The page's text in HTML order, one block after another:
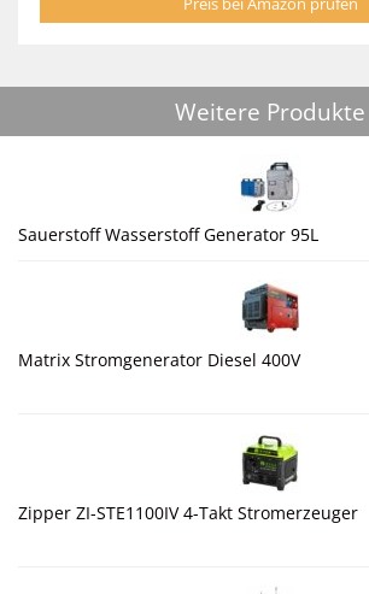
Weitere Produkte
Sauerstoff Wasserstoff Generator 95L
Matrix Stromgenerator Diesel 400V
Zipper ZI-STE1100IV 4-Takt Stromerzeuger